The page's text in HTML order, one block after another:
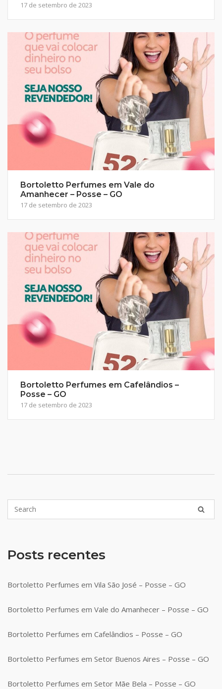
17 de setembro de 2023
Bortoletto Perfumes em Vale do
Amanhecer – Posse – GO
17 de setembro de 2023
Bortoletto Perfumes em Cafelândios –
Posse – GO
17 de setembro de 2023
Posts recentes
Bortoletto Perfumes em Vila São José – Posse – GO
Bortoletto Perfumes em Vale do Amanhecer – Posse – GO
Bortoletto Perfumes em Cafelândios – Posse – GO
Bortoletto Perfumes em Setor Buenos Aires – Posse – GO
Bortoletto Perfumes em Setor Mãe Bela – Posse – GO